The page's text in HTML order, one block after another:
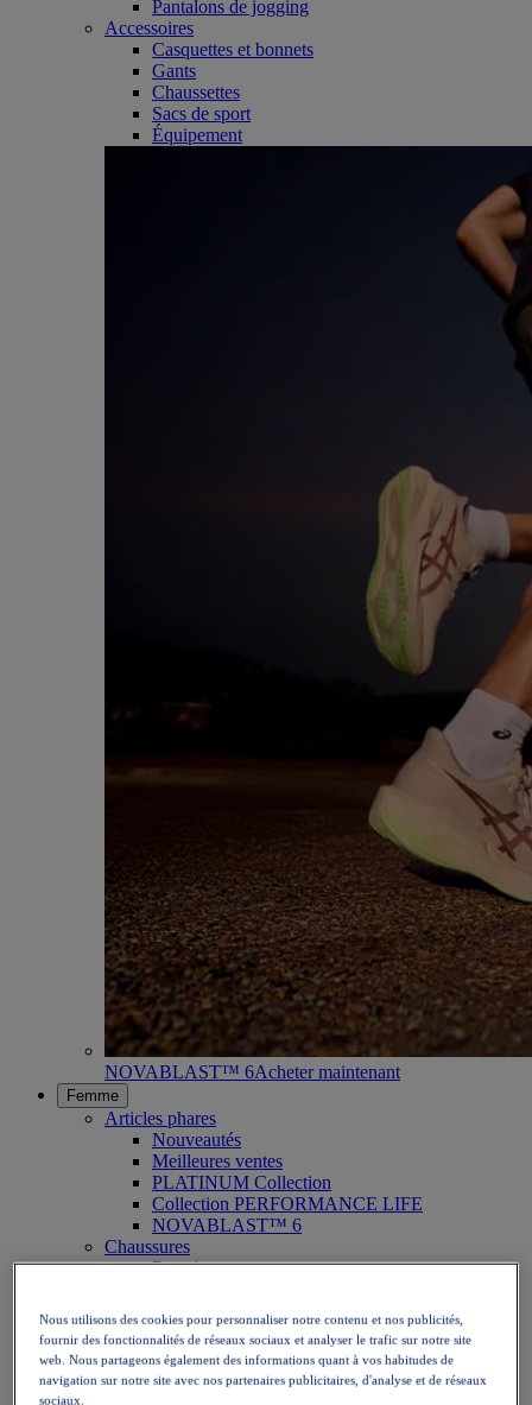
Pantalons de jogging
Accessoires
Casquettes et bonnets
Gants
Chaussettes
Sacs de sport
Équipement
NOVABLAST™ 6Acheter maintenant
Femme
Articles phares
Nouveautés
Meilleures ventes
PLATINUM Collection
Collection PERFORMANCE LIFE
NOVABLAST™ 6
Chaussures
Running
Tennis
Volley
Handball
Padel
Nous utilisons des cookies pour personnaliser notre contenu et nos publicités,
fournir des fonctionnalités de réseaux sociaux et analyser le trafic sur notre site
web. Nous partageons également des informations quant à vos habitudes de
navigation sur notre site avec nos partenaires publicitaires, d'analyse et de réseaux
sociaux.